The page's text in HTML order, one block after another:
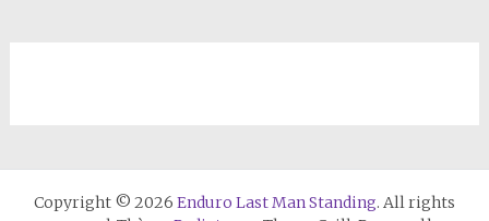
Copyright © 2026 Enduro Last Man Standing. All rights